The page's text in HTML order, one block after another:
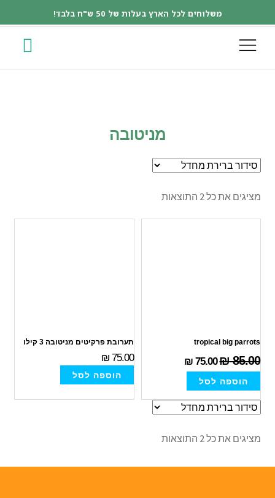
משלוחים לכל הארץ בעלות של 50 ש"ח בלבד!
מניטובה
מציגים את כל ⁦2⁩ התוצאות
tropical big parrots
₪85.00
₪ 75.00
הוספה לסל
תערובת פרקיטים מניטובה 3 קילו
₪ 75.00
הוספה לסל
מציגים את כל ⁦2⁩ התוצאות